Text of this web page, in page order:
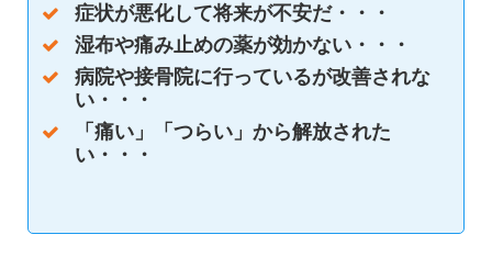
症状が悪化して将来が不安だ・・・
湿布や痛み止めの薬が効かない・・・
病院や接骨院に行っているが改善されな
い・・・
「痛い」「つらい」から解放された
い・・・